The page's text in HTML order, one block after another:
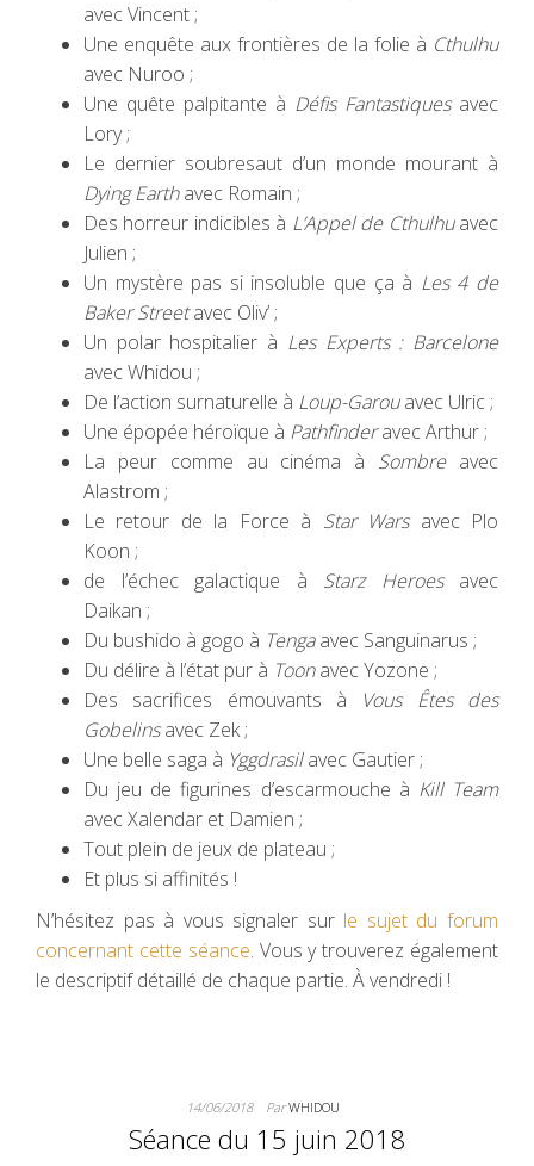
avec Vincent ;
Une enquête aux frontières de la folie à Cthulhu
avec Nuroo ;
Une quête palpitante à Défis Fantastiquesavec
Lory ;
Le dernier soubresaut d’un monde mourant à
Dying Earthavec Romain ;
Des horreur indicibles à L’Appel de Cthulhuavec
Julien ;
Un mystère pas si insoluble que ça à Les 4 de
Baker Streetavec Oliv’ ;
Un polar hospitalier à Les Experts : Barcelone
avec Whidou ;
De l’action surnaturelle à Loup-Garouavec Ulric ;
Une épopée héroïque à Pathfinderavec Arthur ;
La peur comme au cinéma à Sombreavec
Alastrom ;
Le retour de la Force à Star Warsavec Plo
Koon ;
de l’échec galactique à Starz Heroesavec
Daikan ;
Du bushido à gogo à Tengaavec Sanguinarus ;
Du délire à l’état pur à Toonavec Yozone ;
Des sacrifices émouvants à
Vous Êtes des
Gobelinsavec Zek ;
Une belle saga à Yggdrasilavec Gautier ;
Du jeu de figurines d’escarmouche à Kill Team
avec Xalendar et Damien ;
Tout plein de jeux de plateau ;
Et plus si affinités !
N’hésitez pas à vous signaler sur le sujet du forum
concernant cette séance. Vous y trouverez également
le descriptif détaillé de chaque partie. À vendredi !
14/06/2018 ParWHIDOU
Séance du 15 juin 2018